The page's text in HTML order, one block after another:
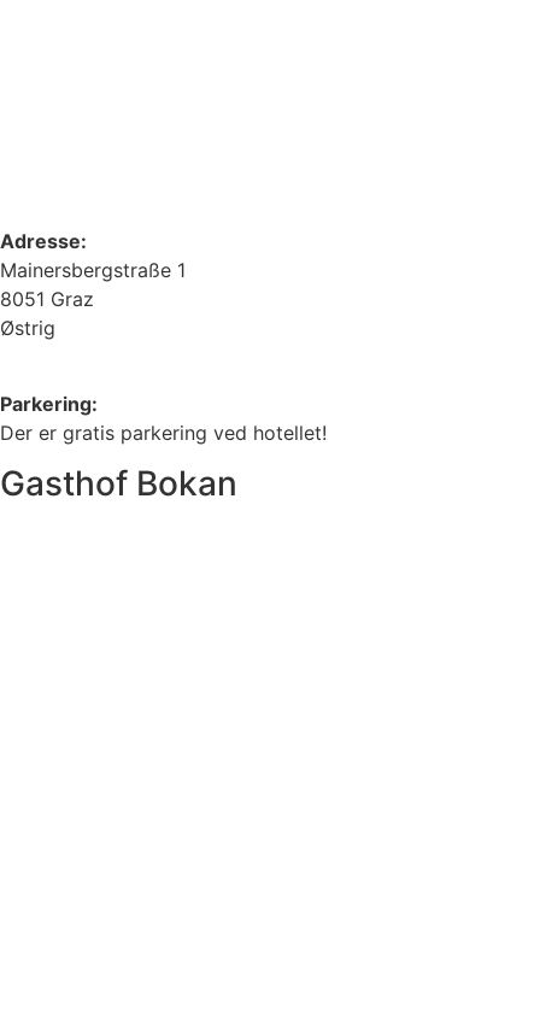
Adresse:
Mainersbergstraße 1
8051 Graz
Østrig
Parkering:
Der er gratis parkering ved hotellet!
Gasthof Bokan